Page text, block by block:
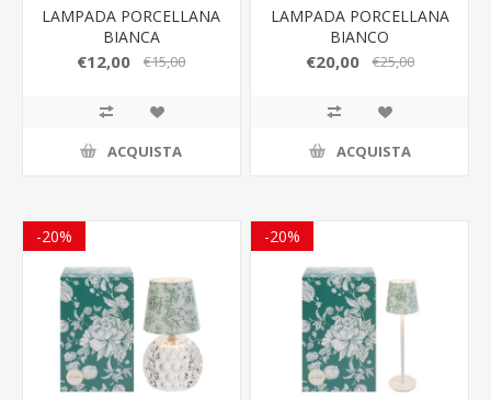
LAMPADA PORCELLANA
BIANCA
8,5x8,5xh.13,5CM
€12,00 €15,00
ACQUISTA
LAMPADA PORCELLANA
BIANCO
11,5x11,5xh.17CM
€20,00 €25,00
ACQUISTA
-20% -20%